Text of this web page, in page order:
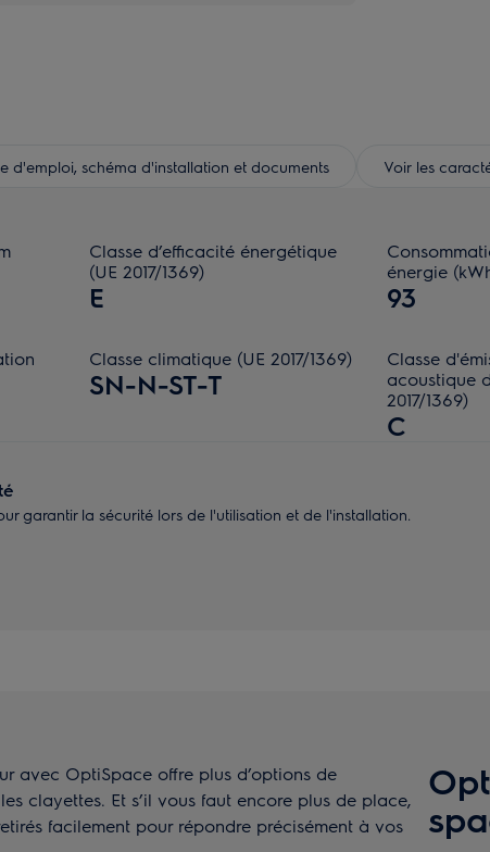
d'emploi, schéma d'installation et documents Voir les
Classe d’efficacité énergétique
(UE 2017/1369)
E
énergie
93
Classe climatique (UE 2017/1369)
SN-N-ST-T
Classe
acoustique
2017/1369)
C
garantir la sécurité lors de l'utilisation et de l'installation.
avec OptiSpace offre plus d’options de
clayettes. Et s’il vous faut encore plus de place,
facilement pour répondre précisément à vos